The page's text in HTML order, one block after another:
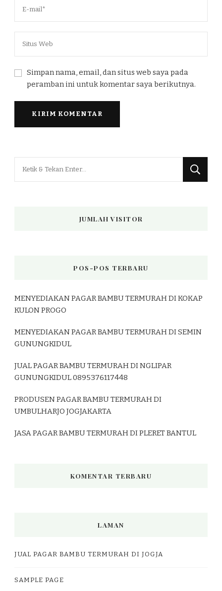
Simpan nama, email, dan situs web saya pada
peramban ini untuk komentar saya berikutnya.
JUMLAH VISITOR
POS-POS TERBARU
MENYEDIAKAN PAGAR BAMBU TERMURAH DI KOKAP
KULON PROGO
MENYEDIAKAN PAGAR BAMBU TERMURAH DI SEMIN
GUNUNGKIDUL
JUAL PAGAR BAMBU TERMURAH DI NGLIPAR
GUNUNGKIDUL 0895376117448
PRODUSEN PAGAR BAMBU TERMURAH DI
UMBULHARJO JOGJAKARTA
JASA PAGAR BAMBU TERMURAH DI PLERET BANTUL
KOMENTAR TERBARU
LAMAN
JUAL PAGAR BAMBU TERMURAH DI JOGJA
SAMPLE PAGE